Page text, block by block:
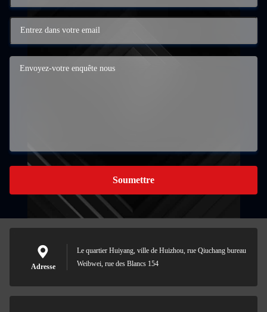
Soumettre
Adresse
Le quartier Huiyang, ville de Huizhou, rue Qiuchang bureau
Weibwei, rue des Blancs 154